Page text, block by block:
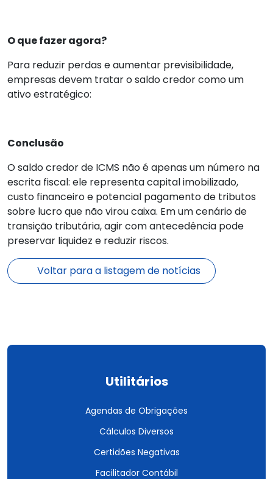
O que fazer agora?
Para reduzir perdas e aumentar previsibilidade,
empresas devem tratar o saldo credor como um
ativo estratégico:
Conclusão
O saldo credor de ICMS não é apenas um número na
escrita fiscal: ele representa capital imobilizado,
custo financeiro e potencial pagamento de tributos
sobre lucro que não virou caixa. Em um cenário de
transição tributária, agir com antecedência pode
preservar liquidez e reduzir riscos.
Voltar para a listagem de notícias
Utilitários
Agendas de Obrigações
Cálculos Diversos
Certidões Negativas
Facilitador Contábil